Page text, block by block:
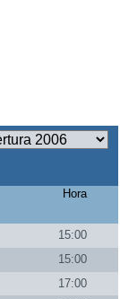
Hora
15:00
15:00
17:00